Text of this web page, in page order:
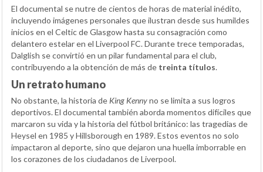
El documental se nutre de cientos de horas de material inédito,
incluyendo imágenes personales que ilustran desde sus humildes
inicios en el Celtic de Glasgow hasta su consagración como
delantero estelar en el Liverpool FC. Durante trece temporadas,
Dalglish se convirtió en un pilar fundamental para el club,
contribuyendo a la obtención de más de treinta títulos.
Un retrato humano
No obstante, la historia de King Kennyno se limita a sus logros
deportivos. El documental también aborda momentos difíciles que
marcaron su vida y la historia del fútbol británico: las tragedias de
Heysel en 1985 y Hillsborough en 1989. Estos eventos no solo
impactaron al deporte, sino que dejaron una huella imborrable en
los corazones de los ciudadanos de Liverpool.